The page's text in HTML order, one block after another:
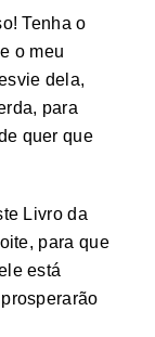
Tenha o
o meu
dela,
para
quer que
Livro da
para que
está